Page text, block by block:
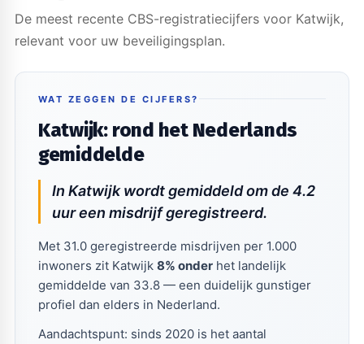
De meest recente CBS-registratiecijfers voor Katwijk,
relevant voor uw beveiligingsplan.
WAT ZEGGEN DE CIJFERS?
Katwijk: rond het Nederlands
gemiddelde
In Katwijk wordt gemiddeld om de 4.2
uur een misdrijf geregistreerd.
Met 31.0 geregistreerde misdrijven per 1.000
inwoners zit Katwijk 8% onderhet landelijk
gemiddelde van 33.8 — een duidelijk gunstiger
profiel dan elders in Nederland.
Aandachtspunt: sinds 2020 is het aantal